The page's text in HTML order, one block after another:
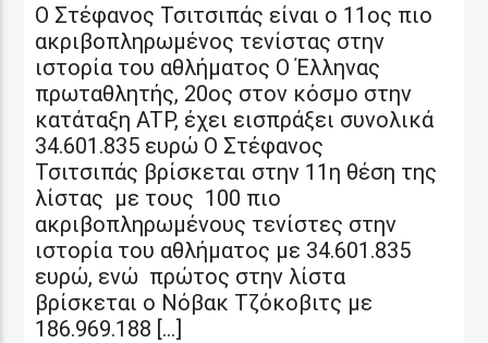
O Στέφανος Τσιτσιπάς είναι ο 11ος πιο
ακριβοπληρωμένος τενίστας στην
ιστορία του αθλήματος Ο Έλληνας
πρωταθλητής, 20ος στον κόσμο στην
κατάταξη ATP, έχει εισπράξει συνολικά
34.601.835 ευρώ Ο Στέφανος
Τσιτσιπάς βρίσκεται στην 11η θέση της
λίστας με τους 100 πιο
ακριβοπληρωμένους τενίστες στην
ιστορία του αθλήματος με 34.601.835
ευρώ, ενώ πρώτος στην λίστα
βρίσκεται ο Νόβακ Τζόκοβιτς με
186.969.188 […]